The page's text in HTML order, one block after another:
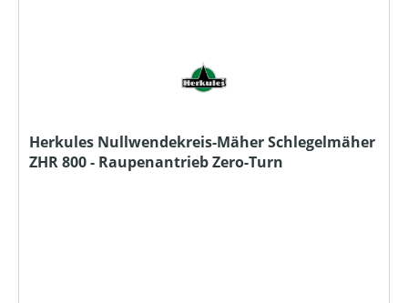
Herkules Nullwendekreis-Mäher Schlegelmäher
ZHR 800 - Raupenantrieb Zero-Turn